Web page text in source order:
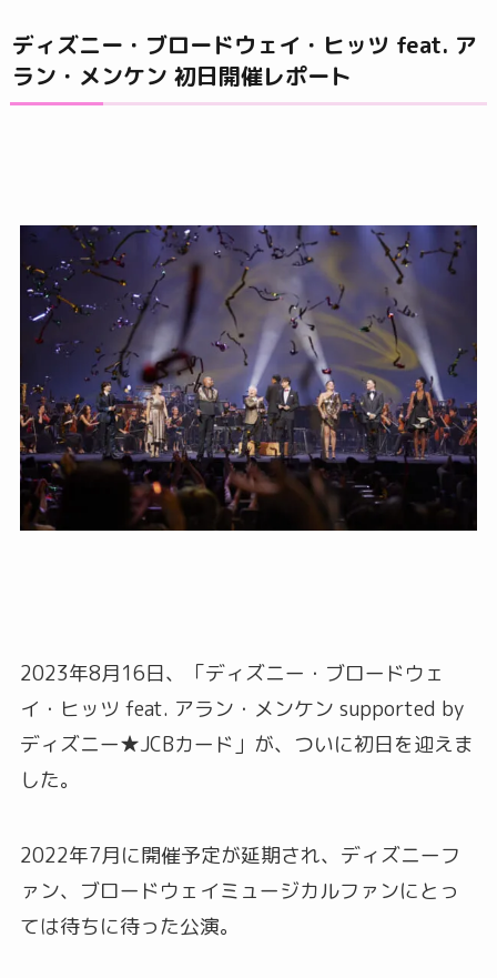
ディズニー・ブロードウェイ・ヒッツ feat. ア
ラン・メンケン 初日開催レポート
2023年8月16日、「ディズニー・ブロードウェ
イ・ヒッツ feat. アラン・メンケン supported by
ディズニー★JCBカード」が、ついに初日を迎えま
した。
2022年7月に開催予定が延期され、ディズニーフ
ァン、ブロードウェイミュージカルファンにとっ
ては待ちに待った公演。